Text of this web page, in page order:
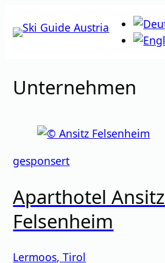
Inhalt
Unternehmen
gesponsert
Aparthotel Ansitz
Felsenheim
Lermoos,Tirol